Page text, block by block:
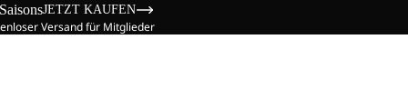
JETZT KAUFEN
Versand für Mitglieder